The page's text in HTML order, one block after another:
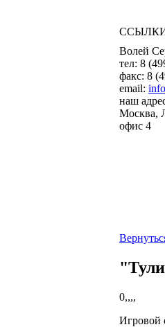
Волей
тел: 8
факс: 8
email:
наш
Москва,
офис 4
0,,,,
Игровой